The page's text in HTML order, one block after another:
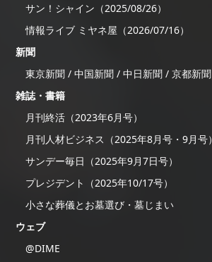
サン！シャイン（2025/08/26）
情報ライブ ミヤネ屋（2026/07/16）
新聞
東京新聞 / 中国新聞 / 中日新聞 / 京都新聞
雑誌・書籍
月刊終活（2023年6月号）
月刊人材ビジネス（2025年8月号・9月号）
サンデー毎日（2025年9月7日号）
プレジデント（2025年10/17号）
小さな葬儀とお墓選び・墓じまい
ウェブ
@DIME